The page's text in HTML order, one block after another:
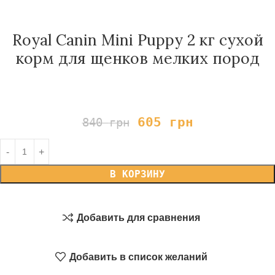
Royal Canin Mini Puppy 2 кг сухой
корм для щенков мелких пород
840грн 605 грн
В КОРЗИНУ
Добавить для сравнения
Добавить в список желаний